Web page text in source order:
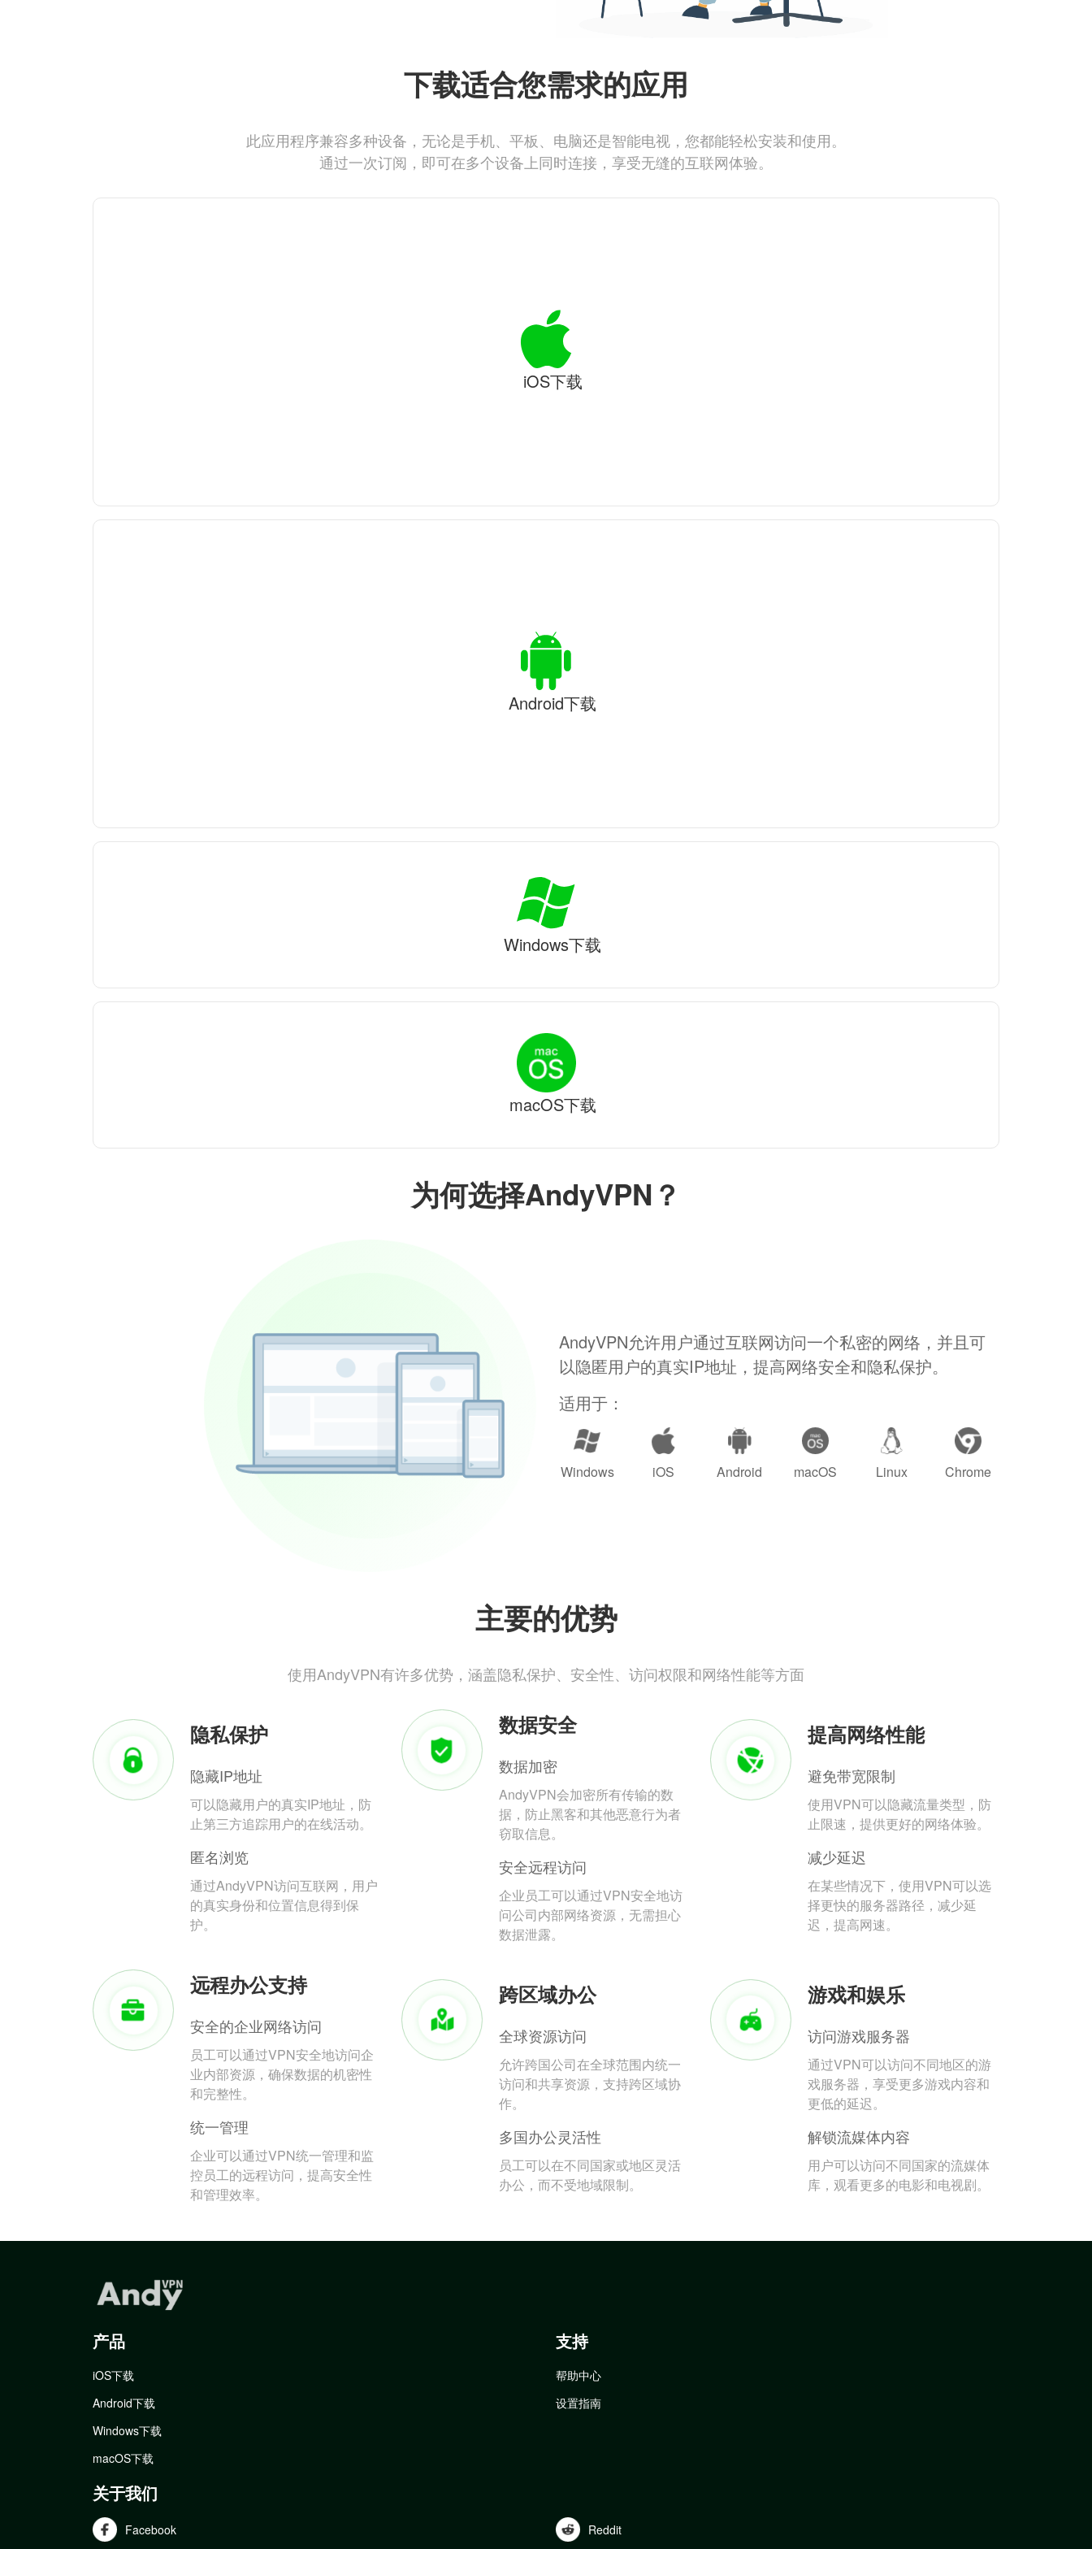
为何选择AndyVPN？
AndyVPN允许用户通过互联网访问一个私密的网络，并且可
以隐匿用户的真实IP地址，提高网络安全和隐私保护。
适用于：
Windows iOS Android macOS Linux Chrome
主要的优势
使用AndyVPN有许多优势，涵盖隐私保护、安全性、访问权限和网络性能等方面
隐私保护
隐藏IP地址
可以隐藏用户的真实IP地址，防
止第三方追踪用户的在线活动。
匿名浏览
通过AndyVPN访问互联网，用户
的真实身份和位置信息得到保
护。
数据安全
数据加密
AndyVPN会加密所有传输的数
据，防止黑客和其他恶意行为者
窃取信息。
安全远程访问
企业员工可以通过VPN安全地访
问公司内部网络资源，无需担心
数据泄露。
提高网络性能
避免带宽限制
使用VPN可以隐藏流量类型，防
止限速，提供更好的网络体验。
减少延迟
在某些情况下，使用VPN可以选
择更快的服务器路径，减少延
迟，提高网速。
远程办公支持
安全的企业网络访问
员工可以通过VPN安全地访问企
业内部资源，确保数据的机密性
和完整性。
统一管理
企业可以通过VPN统一管理和监
控员工的远程访问，提高安全性
和管理效率。
跨区域办公
全球资源访问
允许跨国公司在全球范围内统一
访问和共享资源，支持跨区域协
作。
多国办公灵活性
员工可以在不同国家或地区灵活
办公，而不受地域限制。
游戏和娱乐
访问游戏服务器
通过VPN可以访问不同地区的游
戏服务器，享受更多游戏内容和
更低的延迟。
解锁流媒体内容
用户可以访问不同国家的流媒体
库，观看更多的电影和电视剧。
下载适合您需求的应用
此应用程序兼容多种设备，无论是手机、平板、电脑还是智能电视，您都能轻松安装和使用。
通过一次订阅，即可在多个设备上同时连接，享受无缝的互联网体验。
iOS下载
Android下载
Windows下载
macOS下载
产品
iOS下载
Android下载
Windows下载
macOS下载
支持
帮助中心
设置指南
关于我们
Facebook Reddit